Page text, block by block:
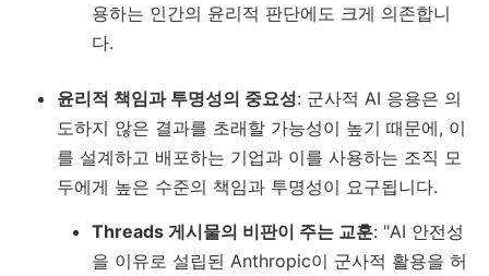
용하는 인간의 윤리적 판단에도 크게 의존합니
다.
윤리적 책임과 투명성의 중요성: 군사적 AI 응용은 의
도하지 않은 결과를 초래할 가능성이 높기 때문에, 이
를 설계하고 배포하는 기업과 이를 사용하는 조직 모
두에게 높은 수준의 책임과 투명성이 요구됩니다.
Threads 게시물의 비판이 주는 교훈: "AI 안전성
을 이유로 설립된 Anthropic이 군사적 활용을 허